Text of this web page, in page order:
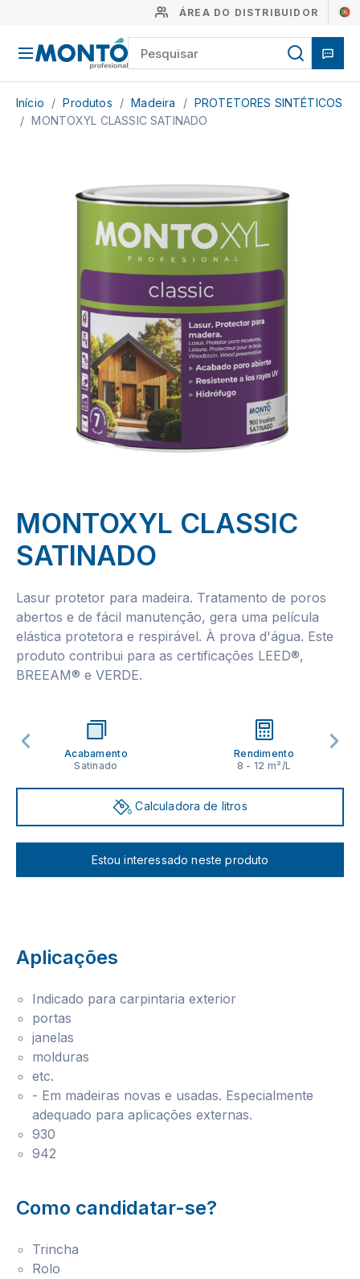
ÁREA DO DISTRIBUIDOR
Início / Produtos / Madeira / PROTETORES SINTÉTICOS
/ MONTOXYL CLASSIC SATINADO
MONTOXYL CLASSIC
SATINADO
Lasur protetor para madeira. Tratamento de poros
abertos e de fácil manutenção, gera uma película
elástica protetora e respirável. À prova d'água. Este
produto contribui para as certificações LEED®,
BREEAM® e VERDE.
Acabamento
Satinado
Rendimento
8 - 12 m²/L
Calculadora de litros
Estou interessado neste produto
Aplicações
Indicado para carpintaria exterior
portas
janelas
molduras
etc.
- Em madeiras novas e usadas. Especialmente
adequado para aplicações externas.
930
942
Como candidatar-se?
Trincha
Rolo